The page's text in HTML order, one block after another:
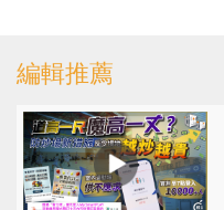
編輯推薦